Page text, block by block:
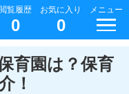
覧履歴
0
お気に入り
0
メニュー
育園は？保育
！